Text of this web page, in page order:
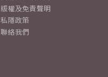
版權及免責聲明
私隱政策
聯絡我們